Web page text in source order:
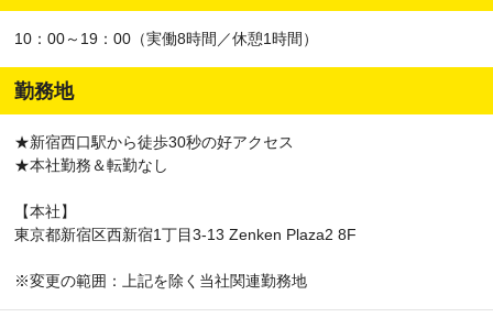
10：00～19：00（実働8時間／休憩1時間）
勤務地
★新宿西口駅から徒歩30秒の好アクセス
★本社勤務＆転勤なし
【本社】
東京都新宿区西新宿1丁目3-13 Zenken Plaza2 8F
※変更の範囲：上記を除く当社関連勤務地